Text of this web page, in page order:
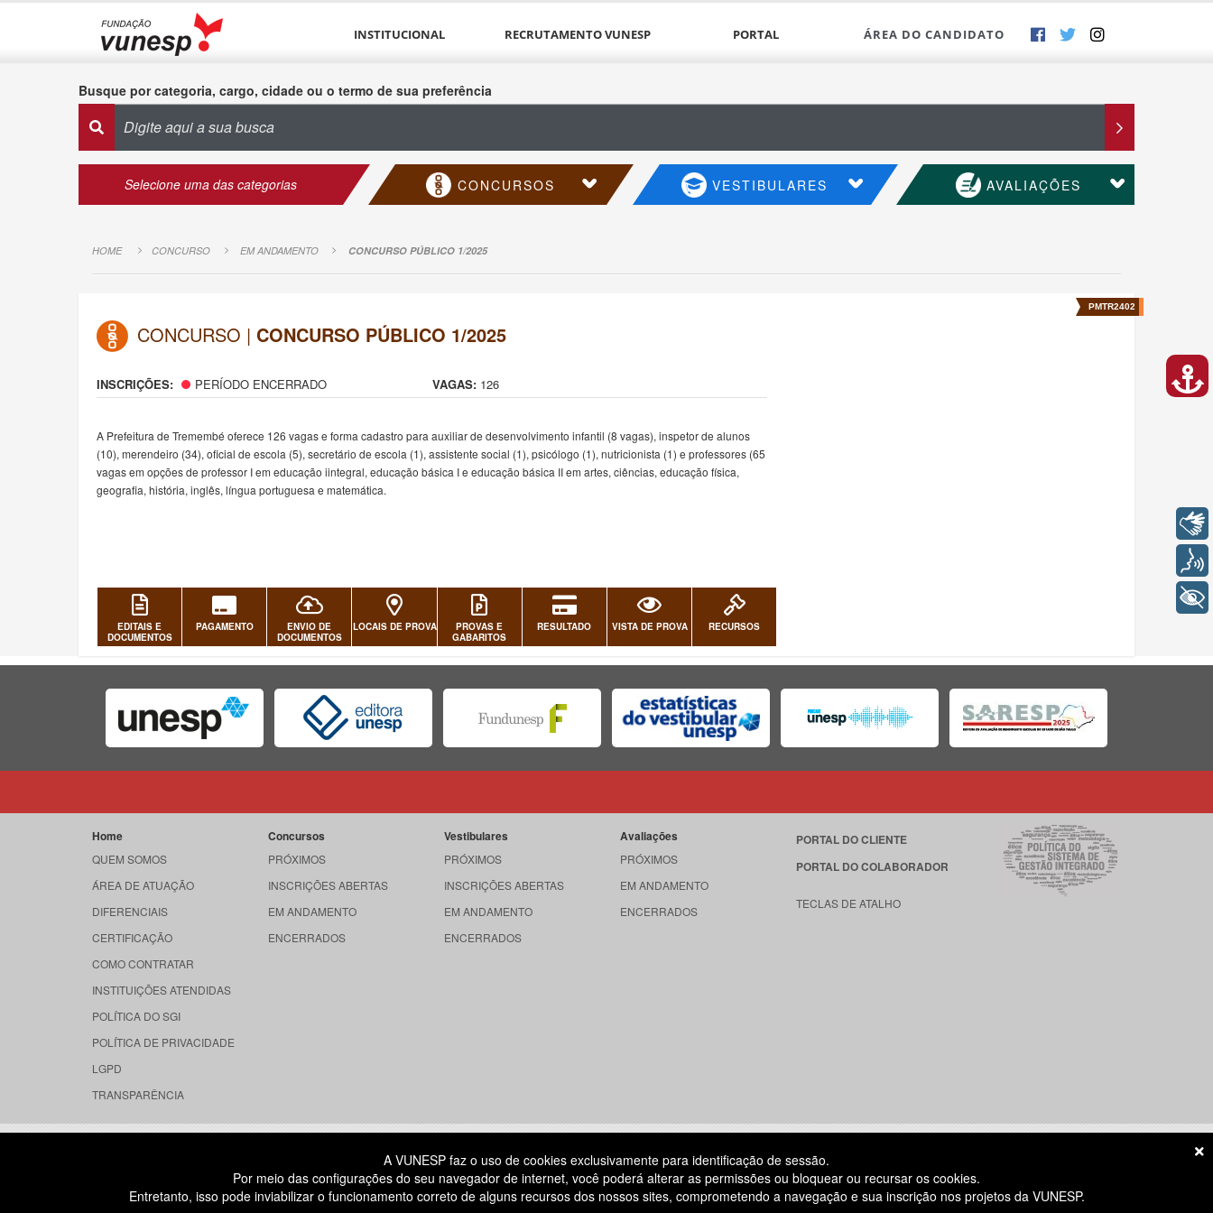
INSTITUCIONAL RECRUTAMENTO VUNESP PORTAL ÁREA DO CANDIDATO
Busque por categoria, cargo, cidade ou o termo de sua preferência
Selecione uma das categorias CONCURSOS VESTIBULARES AVALIAÇÕES
HOME CONCURSO EM ANDAMENTO CONCURSO PÚBLICO 1/2025
PMTR2402
CONCURSO | CONCURSO PÚBLICO 1/2025
INSCRIÇÕES: PERÍODO ENCERRADO VAGAS:126
A Prefeitura de Tremembé oferece 126 vagas e forma cadastro para auxiliar de desenvolvimento infantil (8 vagas), inspetor de alunos
(10), merendeiro (34), oficial de escola (5), secretário de escola (1), assistente social (1), psicólogo (1), nutricionista (1) e professores (65
vagas em opções de professor I em educação iintegral, educação básica I e educação básica II em artes, ciências, educação física,
geografia, história, inglês, língua portuguesa e matemática.
EDITAIS E
DOCUMENTOS
PAGAMENTO
ENVIO DE
DOCUMENTOS
LOCAIS DE PROVA
PROVAS E
GABARITOS
RESULTADO VISTA DE PROVA RECURSOS
Home
QUEM SOMOS
ÁREA DE ATUAÇÃO
DIFERENCIAIS
CERTIFICAÇÃO
COMO CONTRATAR
INSTITUIÇÕES ATENDIDAS
POLÍTICA DO SGI
POLÍTICA DE PRIVACIDADE
LGPD
TRANSPARÊNCIA
Concursos
PRÓXIMOS
INSCRIÇÕES ABERTAS
EM ANDAMENTO
ENCERRADOS
Vestibulares
PRÓXIMOS
INSCRIÇÕES ABERTAS
EM ANDAMENTO
ENCERRADOS
Avaliações
PRÓXIMOS
EM ANDAMENTO
ENCERRADOS
PORTAL DO CLIENTE
PORTAL DO COLABORADOR
TECLAS DE ATALHO
RUA DONA GERMAINE BURCHARD, 515
ÁGUA BRANCA - SÃO PAULO SP
CEP: 05002-062
ATENDIMENTO AO CANDIDATO
11 3874-6300
DIAS ÚTEISdas 8h às 18h
A VUNESP faz o uso de cookies exclusivamente para identificação de sessão.
Por meio das configurações do seu navegador de internet, você poderá alterar as permissões ou bloquear ou recursar os cookies.
Entretanto, isso pode inviabilizar o funcionamento correto de alguns recursos dos nossos sites, comprometendo a navegação e sua inscrição nos projetos da VUNESP.